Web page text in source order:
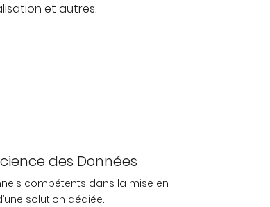
et autres.
des Données
compétents dans la mise en
solution dédiée.